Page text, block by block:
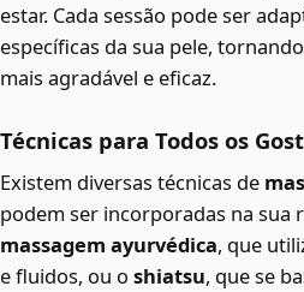
estar. Cada sessão pode ser
específicas da sua pele,
mais agradável e eficaz.
Técnicas para Todos os
Existem diversas técnicas de
podem ser incorporadas na sua
massagem ayurvédica, que
e fluidos, ou o shiatsu, que se